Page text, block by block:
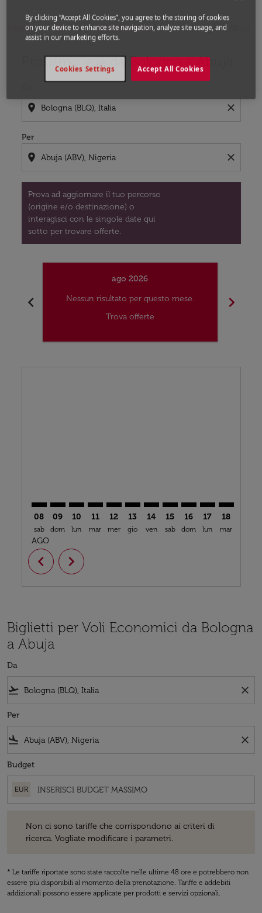
Home Voli Voli per Nigeria Voli Bologna - Abuja
Prossimo voli da Bologna a Abuja
location_on close
Per
location_on close
Prova ad aggiornare il tuo percorso
(origine e/o destinazione) o
interagisci con le singole date qui
sotto per trovare offerte.
Prova ad aggiornare il tuo percorso (origine e/o
chevron_left
ago 2026
Nessun risultato per questo mese.
Trova offerte
chevron_right
08
sab
AGO
09
dom
10
lun
11
mar
12
mer
13
gio
14
ven
15
sab
16
dom
17
lun
18
mar
chevron_left chevron_right
Biglietti per Voli Economici da Bologna
a Abuja
Da
flight_takeoff close
Per
flight_land close
Budget
EUR
Non ci sono tariffe che corrispondono ai criteri di
ricerca. Vogliate modificare i parametri.
* Le tariffe riportate sono state raccolte nelle ultime 48 ore e potrebbero non
essere più disponibili al momento della prenotazione. Tariffe e addebiti
addizionali possono essere applicate per prodotti e servizi opzionali.
By clicking “Accept All Cookies”, you agree to the storing of cookies
on your device to enhance site navigation, analyze site usage, and
assist in our marketing efforts.
Accept All Cookies
Cookies Settings